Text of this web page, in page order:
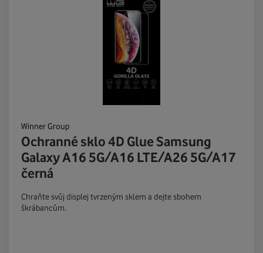
Winner Group
Ochranné sklo 4D Glue Samsung
Galaxy A16 5G/A16 LTE/A26 5G/A17
černá
Chraňte svůj displej tvrzeným sklem a dejte sbohem
škrábancům.